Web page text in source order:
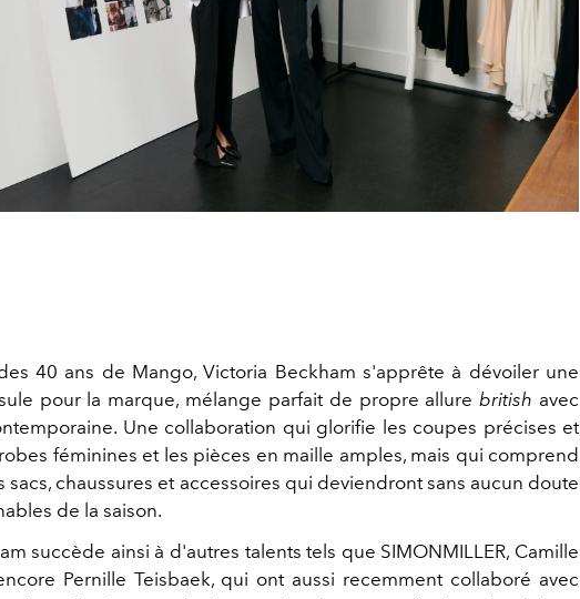
40 ans de Mango, Victoria Beckhams'apprête à dévoiler une
pour la marque, mélange parfait de propre allure british avec
Une collaboration qui glorifie les coupes précises et
féminines et les pièces en maille amples, mais qui comprend
sacs, chaussures et accessoires qui deviendront sans aucun doute
de la saison.
succède ainsi à d'autres talents tels que SIMONMILLER, Camille
Pernille Teisbaek, qui ont aussi recemment collaboré avec